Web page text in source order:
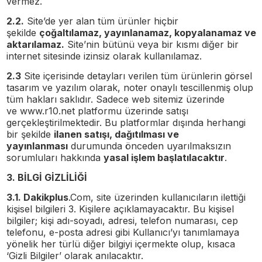
2.2. Site’de yer alan tüm ürünler hiçbir
şekilde çoğaltılamaz, yayınlanamaz, kopyalanamaz ve
aktarılamaz. Site’nin bütünü veya bir kısmı diğer bir
internet sitesinde izinsiz olarak kullanılamaz.
2.3 Site içerisinde detayları verilen tüm ürünlerin görsel
tasarım ve yazılım olarak, noter onaylı tescillenmiş olup
tüm hakları saklıdır. Sadece web sitemiz üzerinde
ve www.r10.netplatformu üzerinde satışı
gerçekleştirilmektedir. Bu platformlar dışında herhangi
bir şekilde ilanen satışı, dağıtılması ve
yayınlanması durumunda önceden uyarılmaksızın
sorumluları hakkında yasal işlem başlatılacaktır.
3. BİLGİ GİZLİLİĞİ
3.1. Dakikplus.Com, site üzerinden kullanıcıların ilettiği
kişisel bilgileri 3. Kişilere açıklamayacaktır. Bu kişisel
bilgiler; kişi adı-soyadı, adresi, telefon numarası, cep
telefonu, e-posta adresi gibi Kullanıcı’yı tanımlamaya
yönelik her türlü diğer bilgiyi içermekte olup, kısaca
‘Gizli Bilgiler’ olarak anılacaktır.